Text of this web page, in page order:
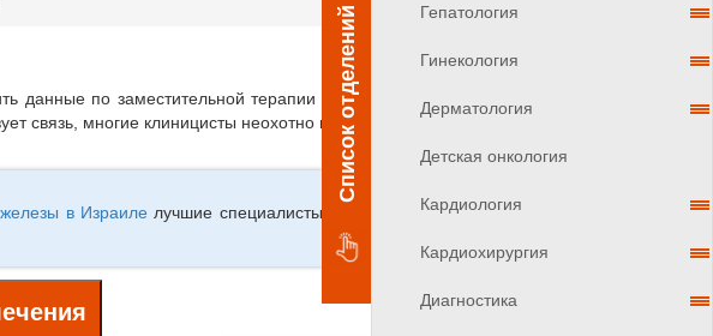
Список отделений Гепатология
Гинекология
Дерматология
Детская онкология
Кардиология
Кардиохирургия
Диагностика
данные по заместительной терапии тестостероном у мужчин с раком
связь, многие клиницисты неохотно назначают его пациентам с раком
в Израиле лучшие специалисты страны, оставьте